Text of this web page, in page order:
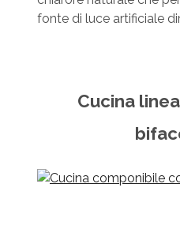
fonte di luce artificiale
Cucina